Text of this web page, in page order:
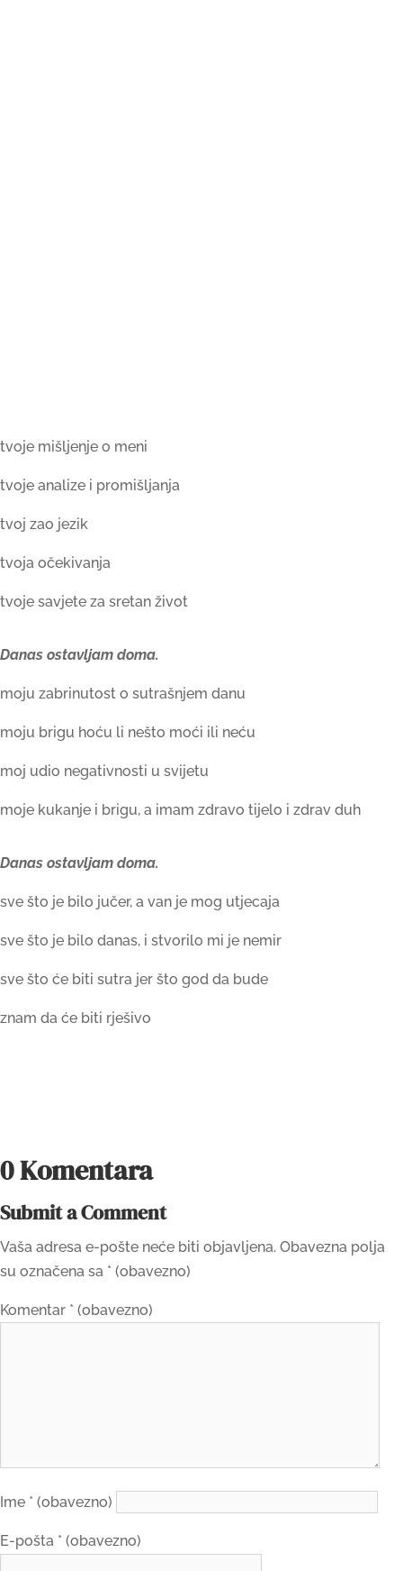
tvoje mišljenje o meni
tvoje analize i promišljanja
tvoj zao jezik
tvoja očekivanja
tvoje savjete za sretan život
Danas ostavljam doma.
moju zabrinutost o sutrašnjem danu
moju brigu hoću li nešto moći ili neću
moj udio negativnosti u svijetu
moje kukanje i brigu, a imam zdravo tijelo i zdrav duh
Danas ostavljam doma.
sve što je bilo jučer, a van je mog utjecaja
sve što je bilo danas, i stvorilo mi je nemir
sve što će biti sutra jer što god da bude
znam da će biti rješivo
0 Komentara
Submit a Comment
Vaša adresa e-pošte neće biti objavljena. Obavezna polja
su označena sa * (obavezno)
Komentar * (obavezno)
Ime * (obavezno)
E-pošta * (obavezno)